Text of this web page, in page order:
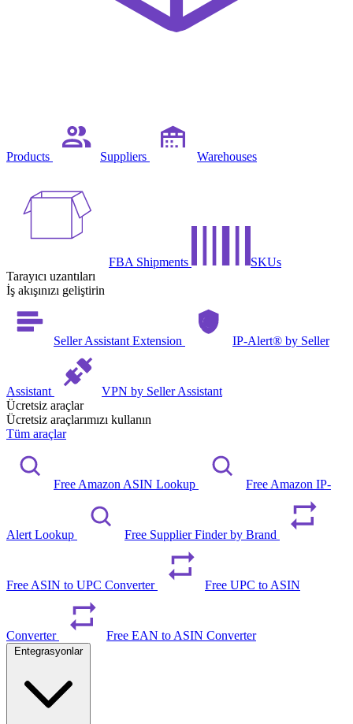
Products Suppliers Warehouses
FBA Shipments
SKUs
Tarayıcı uzantıları
İş akışınızı geliştirin
Seller Assistant Extension IP-Alert® by Seller
Assistant
VPN by Seller Assistant
Ücretsiz araçlar
Ücretsiz araçlarımızı kullanın
Tüm araçlar
Free Amazon ASIN Lookup Free Amazon IP-
Alert Lookup Free Supplier Finder by Brand
Free ASIN to UPC Converter Free UPC to ASIN
Converter Free EAN to ASIN Converter
Entegrasyonlar